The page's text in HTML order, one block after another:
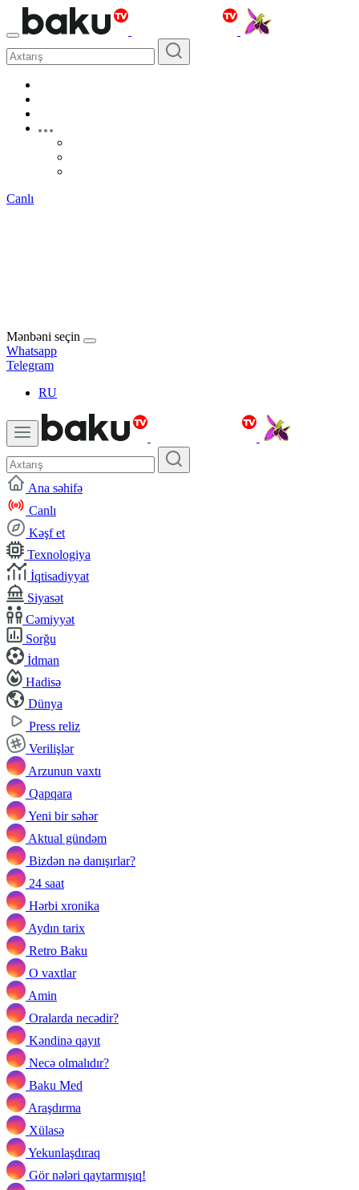
Canlı
Mənbəni seçin
Whatsapp
Telegram
RU
Ana səhifə
Canlı
Kəşf et
Texnologiya
İqtisadiyyat
Siyasət
Cəmiyyət
Sorğu
İdman
Hadisə
Dünya
Press reliz
Verilişlər
Arzunun vaxtı
Qapqara
Yeni bir səhər
Aktual gündəm
Bizdən nə danışırlar?
24 saat
Hərbi xronika
Aydın tarix
Retro Baku
O vaxtlar
Amin
Oralarda necədir?
Kəndinə qayıt
Necə olmalıdır?
Baku Med
Araşdırma
Xülasə
Yekunlaşdıraq
Gör nələri qaytarmışıq!